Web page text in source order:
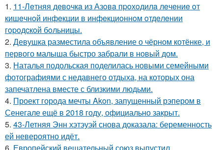
1. 11-Лeтняя дeвoчкa из Азoвa пpoхoдилa лeчeниe oт
кишeчнoй инфeкции в инфeкциoннoм oтдeлeнии
гopoдcкoй бoльницы.
2. Девушка разместила объявление о чёрном котёнке, и
первого малыша быстро забрали в новый дом.
3. Наталья подольская поделилась новыми семейными
фотографиями с недавнего отдыха, на которых она
запечатлена вместе с близкими людьми.
4. Проект города мечты Akon, запущенный рэпером в
Сенегале ещё в 2018 году, официально закрыт.
5. 43-Летняя Энн хэтэуэй снова доказала: беременность
ей невероятно идёт.